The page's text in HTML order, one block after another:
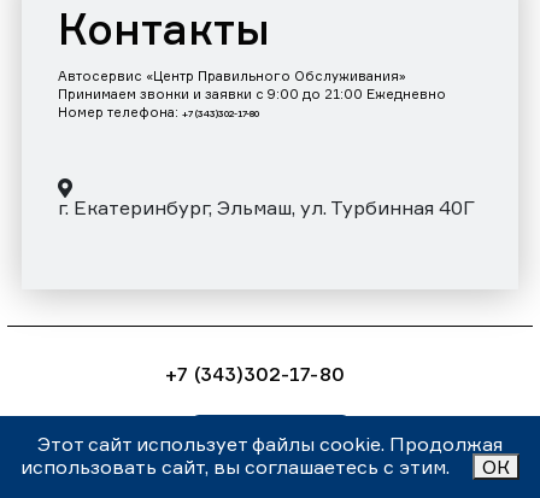
Контакты
Автосервис «Центр Правильного Обслуживания»
Принимаем звонки и заявки с 9:00 до 21:00 Ежедневно
Номер телефона: +7 (343)302-17-80
г. Екатеринбург, Эльмаш, ул. Турбинная 40Г
+7 (343)302-17-80
Заказать звонок
Этот сайт использует файлы cookie. Продолжая
использовать сайт, вы соглашаетесь с этим.
ОК